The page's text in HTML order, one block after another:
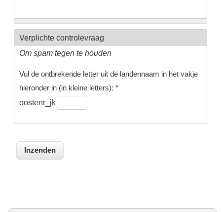
Verplichte controlevraag
Om spam tegen te houden
Vul de ontbrekende letter uit de landennaam in het vakje
hieronder in (in kleine letters): *
oostenr_jk